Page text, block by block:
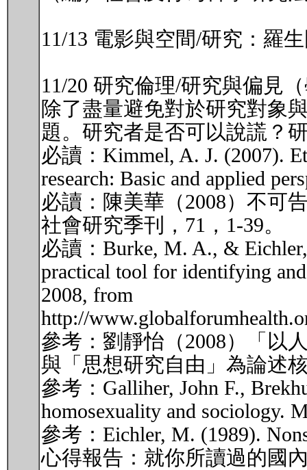
11/13 電影與空間/研究：羅
11/20 研究倫理/研究與偏見
除了盡量避免對於研究對象
題。研究者是否可以說謊？
必讀：Kimmel, A. J. (2007).
research: Basic and applied
必讀：陳美華（2008）不可
社會研究季刊，71，1-39。
必讀：Burke, M. A., &
practical tool for identifying
2008, from
http://
參考：劉靜怡（2008）「以
與「思想研究自由」為論述
參考：Galliher, John F.,
homosexuality and sociology.
參考：Eichler, M. (1989).
心得報告：就你所讀過的國